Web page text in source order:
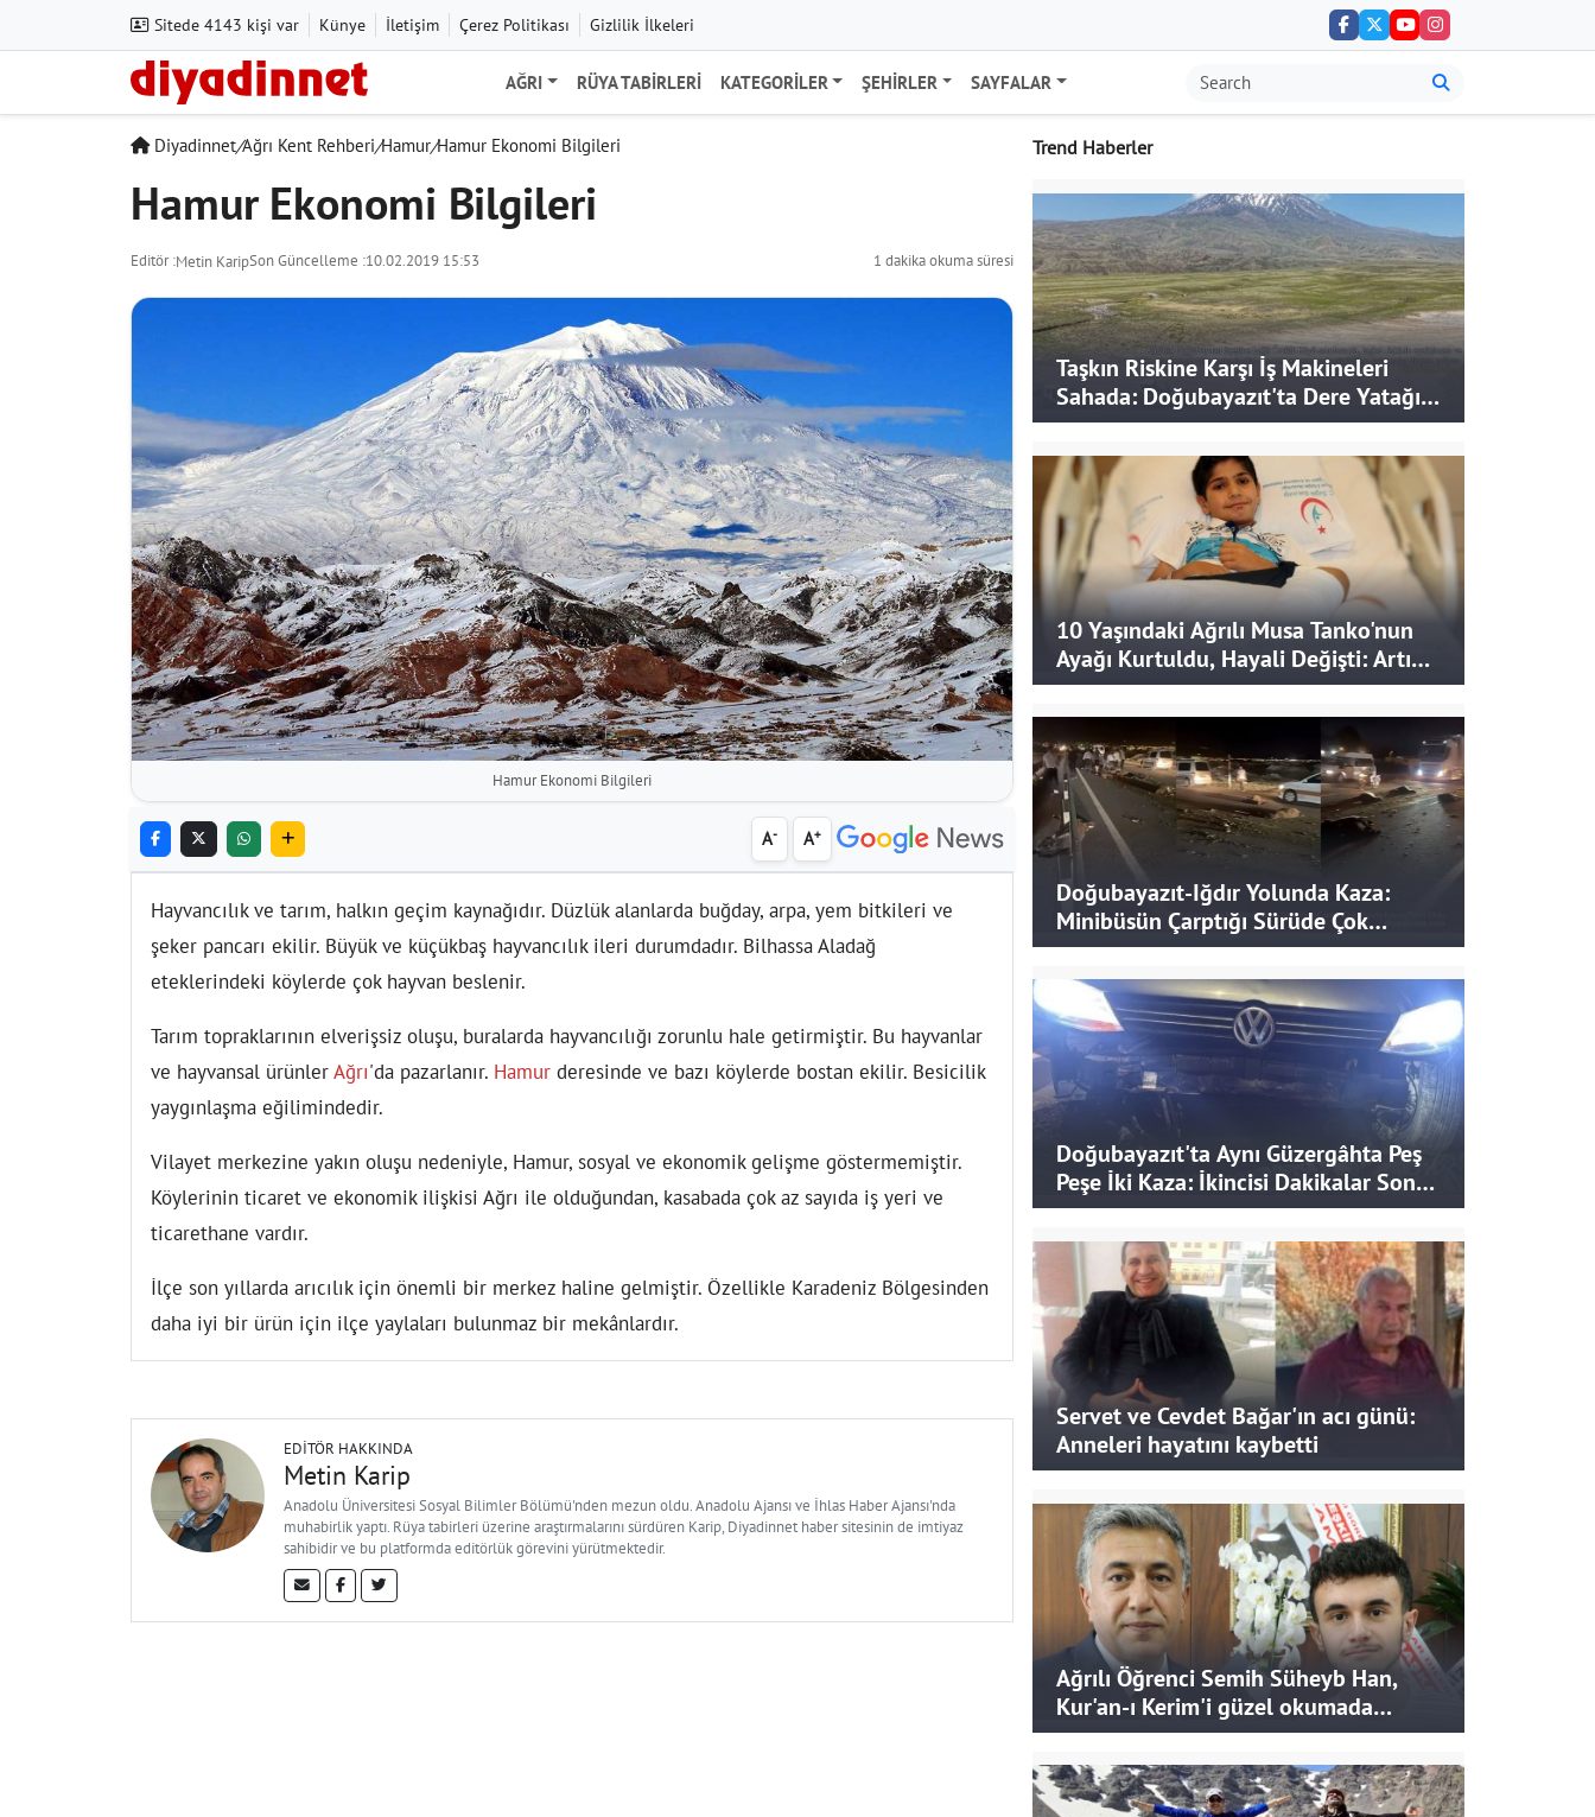
Sitede 4143 kişi var Künye İletişim Çerez Politikası Gizlilik İlkeleri
AĞRI RÜYA TABIRLERI KATEGORILER ŞEHIRLER SAYFALAR
Diyadinnet/Ağrı Kent Rehberi/Hamur/Hamur Ekonomi Bilgileri
Hamur Ekonomi Bilgileri
Editör :Metin KaripSon Güncelleme :10.02.2019 15:53 1 dakika okuma süresi
Hamur Ekonomi Bilgileri
A- A+
Hayvancılık ve tarım, halkın geçim kaynağıdır. Düzlük alanlarda buğday, arpa, yem bitkileri ve
şeker pancarı ekilir. Büyük ve küçükbaş hayvancılık ileri durumdadır. Bilhassa Aladağ
eteklerindeki köylerde çok hayvan beslenir.
Tarım topraklarının elverişsiz oluşu, buralarda hayvancılığı zorunlu hale getirmiştir. Bu hayvanlar
ve hayvansal ürünlerAğrı'da pazarlanır. Hamur deresinde ve bazı köylerde bostan ekilir. Besicilik
yaygınlaşma eğilimindedir.
Vilayet merkezine yakın oluşu nedeniyle, Hamur, sosyal ve ekonomik gelişme göstermemiştir.
Köylerinin ticaret ve ekonomik ilişkisi Ağrı ile olduğundan, kasabada çok az sayıda iş yeri ve
ticarethane vardır.
İlçe son yıllarda arıcılık için önemli bir merkez haline gelmiştir. Özellikle Karadeniz Bölgesinden
daha iyi bir ürün için ilçe yaylaları bulunmaz bir mekânlardır.
EDITÖR HAKKINDA
Metin Karip
Anadolu Üniversitesi Sosyal Bilimler Bölümü'nden mezun oldu. Anadolu Ajansı ve İhlas Haber Ajansı'nda
muhabirlik yaptı. Rüya tabirleri üzerine araştırmalarını sürdüren Karip, Diyadinnet haber sitesinin de imtiyaz
sahibidir ve bu platformda editörlük görevini yürütmektedir.
Trend Haberler
Taşkın Riskine Karşı İş Makineleri
Sahada: Doğubayazıt'ta Dere Yatağı
Genişletiliyor
10 Yaşındaki Ağrılı Musa Tanko'nun
Ayağı Kurtuldu, Hayali Değişti: Artık
Doktor Olmak İstiyor
Doğubayazıt-Iğdır Yolunda Kaza:
Minibüsün Çarptığı Sürüde Çok
Sayıda Koyun Telef Oldu
Doğubayazıt'ta Aynı Güzergâhta Peş
Peşe İki Kaza: İkincisi Dakikalar Sonra
Yaşandı
Servet ve Cevdet Bağar'ın acı günü:
Anneleri hayatını kaybetti
Ağrılı Öğrenci Semih Süheyb Han,
Kur'an-ı Kerim'i güzel okumada
Türkiye ikincisi oldu